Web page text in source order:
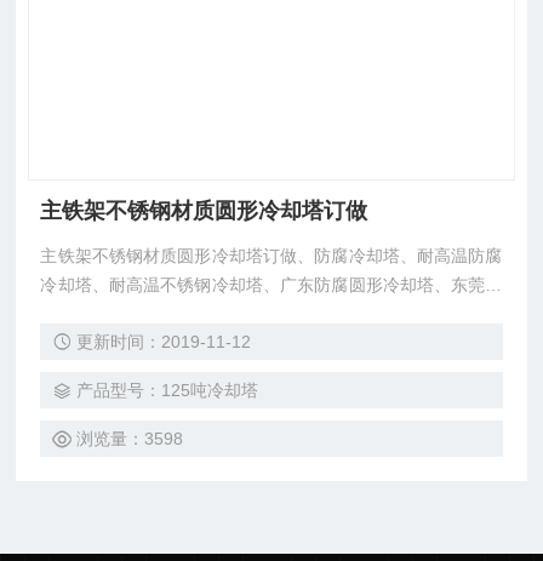
主铁架不锈钢材质圆形冷却塔订做
主铁架不锈钢材质圆形冷却塔订做、防腐冷却塔、耐高温防腐
冷却塔、耐高温不锈钢冷却塔、广东防腐圆形冷却塔、东莞市
更新时间：2019-11-12
产品型号：125吨冷却塔
浏览量：3598